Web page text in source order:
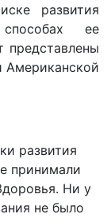
развития
ее
представлены
Американской
развития
принимали
Ни у
не было